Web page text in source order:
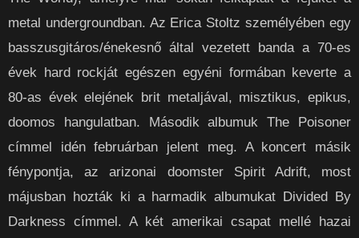
metal undergroundban. Az Erica Stoltz személyében egy
basszusgitáros/énekesnő által vezetett banda a 70-es
évek hard rockját egészen egyéni formában keverte a
80-as évek elejének brit metaljával, misztikus, epikus,
doomos hangulatban. Második albumuk The Poisoner
címmel idén februárban jelent meg. A koncert másik
fénypontja, az arizonai doomster Spirit Adrift, most
májusban hozták ki a harmadik albumukat Divided By
Darkness címmel. A két amerikai csapat mellé hazai